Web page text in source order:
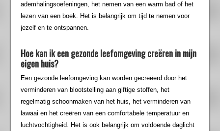
ademhalingsoefeningen, het nemen van een warm bad of het
lezen van een boek. Het is belangrijk om tijd te nemen voor
jezelf en te ontspannen.
Hoe kan ik een gezonde leefomgeving creëren in mijn
eigen huis?
Een gezonde leefomgeving kan worden gecreëerd door het
verminderen van blootstelling aan giftige stoffen, het
regelmatig schoonmaken van het huis, het verminderen van
lawaai en het creëren van een comfortabele temperatuur en
luchtvochtigheid. Het is ook belangrijk om voldoende daglicht